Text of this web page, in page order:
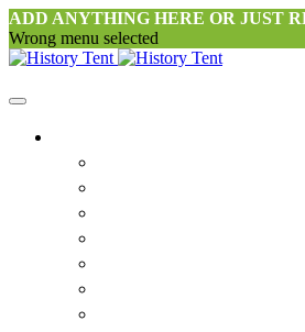
ADD ANYTHING HERE OR JUST
Wrong menu selected